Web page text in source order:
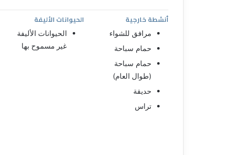
أنشطة خارجية
مرافق للشواء
حمام سباحة
حمام سباحة
(طوال العام)
حديقة
تراس
الحيوانات الأليفة
الحيوانات الأليفة
غير مسموح بها